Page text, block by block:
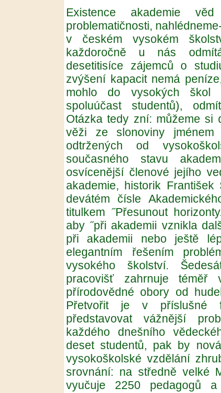
Existence akademie
problematičnosti,
v českém vysokém
každoročně u nás
desetitisíce zájemců o
zvýšení kapacit nemá
mohlo do vysokých škol
spoluúčast studentů),
Otázka tedy zní: můžeme si
věži ze slonoviny
odtržených od
současného stavu
osvícenější členové jejího
akademie, historik
devátém čísle
titulkem ˝Přesunout
aby ˝při akademii vznikla
při akademii nebo ještě
elegantním řešením
vysokého školství.
pracovišť zahrnuje téměř
přírodovědné obory od
Přetvořit je v příslušné
představovat vážnější
každého dnešního
deset studentů, pak by
vysokoškolské vzdělání
srovnání: na středně velké
vyučuje 2250 pedagogů